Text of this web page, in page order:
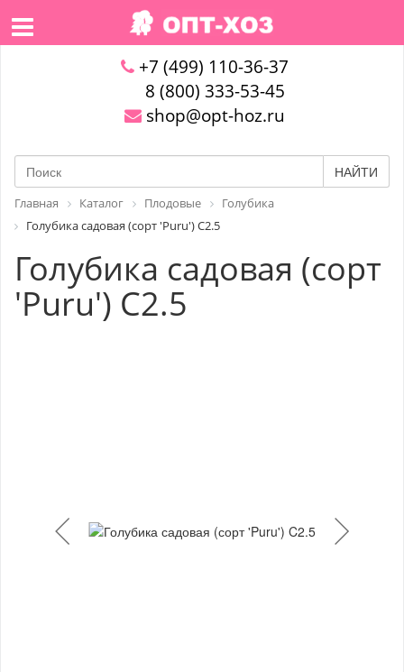
+7 (499) 110-36-37
8 (800) 333-53-45
shop@opt-hoz.ru
НАЙТИ
Главная Каталог Плодовые
Голубика
Голубика садовая (сорт 'Puru') C2.5
Голубика садовая (сорт
'Puru') C2.5